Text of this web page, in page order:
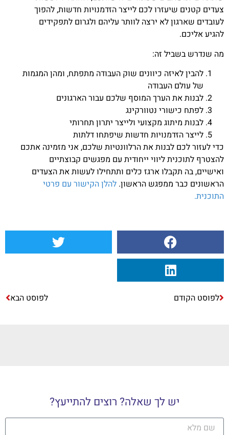
צעדים קטנים שיעזרו לכם לייצר הזדמנויות חדשות, להפוך
לעובדים שארגון לא ירצה לוותר עליהם ולגרום לתפקידים
להגיע אליכם.
מה שנדרש בשביל זה:
להבין לאיזה כיוונים שוק העבודה מתפתח, ומהן המגמות
של עולם העבודה
לבנות את הערך המוסף שלכם עבור הארגונים
לפתח כישורי נטוורקינג
לבנות מיתוג מקצועי ולייצר יתרון תחרותי
לייצר הזדמנויות חדשות שיפתחו דלתות
כדי לעזור לכם לבנות את הרלוונטיות שלכם, אני מזמינה אתכם
להצטרף לתוכנית ליווי ייחודית עם מפגשים קבוצתיים
ואישיים, בה תקבלו ארגז כלים ותתחילו לעשות את הצעדים
הראשונים כבר ממפגש הראשון. להלן הקישור עם פרטי
התוכנית.
לפוסט הקודם לפוסט הבא
יש לך שאלה? רוצים להתייעץ?